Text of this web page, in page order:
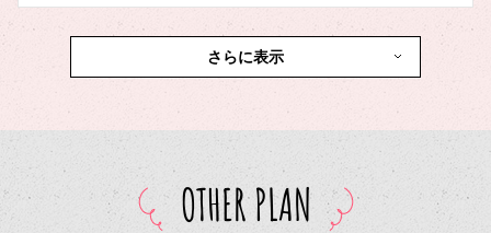
さらに表示
OTHER PLAN